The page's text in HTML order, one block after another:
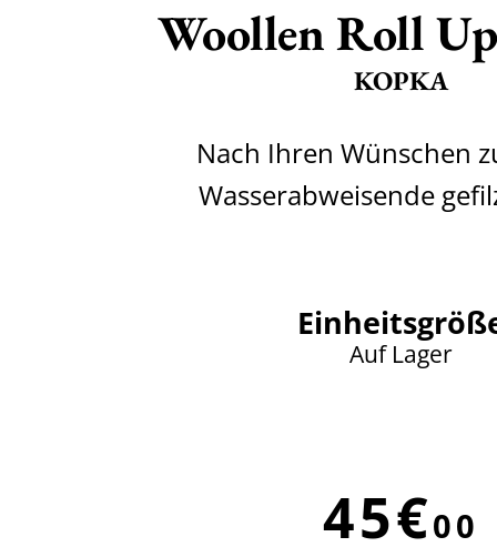
Woollen Roll
KOPKA
Nach Ihren Wünschen
Wasserabweisende
Auf Lager
45€00